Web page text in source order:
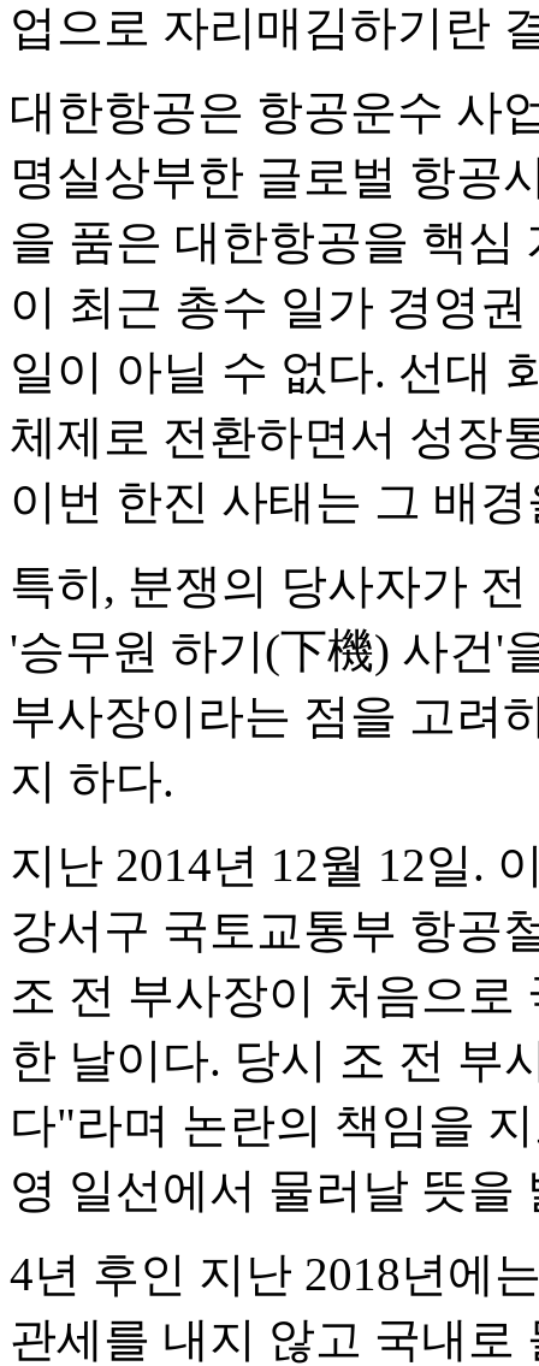
업으로 자리매김하기란
대한항공은 항공운수 사
명실상부한 글로벌 항공
을 품은 대한항공을 핵심
이 최근 총수 일가 경영
일이 아닐 수 없다. 선대
체제로 전환하면서 성장
이번 한진 사태는 그 배
특히, 분쟁의 당사자가
'승무원 하기(下機) 사건'
부사장이라는 점을 고려
지 하다.
지난 2014년 12월 12일.
강서구 국토교통부 항공
조 전 부사장이 처음으로
한 날이다. 당시 조 전 부
다"라며 논란의 책임을
영 일선에서 물러날 뜻을
4년 후인 지난 2018년에
관세를 내지 않고 국내로